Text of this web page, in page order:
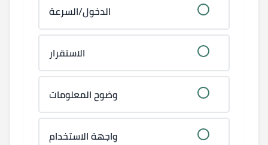
الدخول/السرعة
الاستقرار
وضوح المعلومات
واجهة الاستخدام